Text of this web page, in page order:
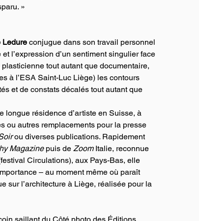
»
Ledure conjugue dans son travail personnel
l’expression d’un sentiment singulier face
tout autant que documentaire,
à l’ESA Saint-Luc Liège) les contours
et de constats décalés tout autant que
longue résidence d’artiste en Suisse, à
ou autres remplacements pour la presse
ou diverses publications. Rapidement
Magazine puis de Zoom Italie, reconnue
Circulations), aux Pays-Bas, elle
– au moment même où paraît
sur l’architecture à Liège, réalisée pour la